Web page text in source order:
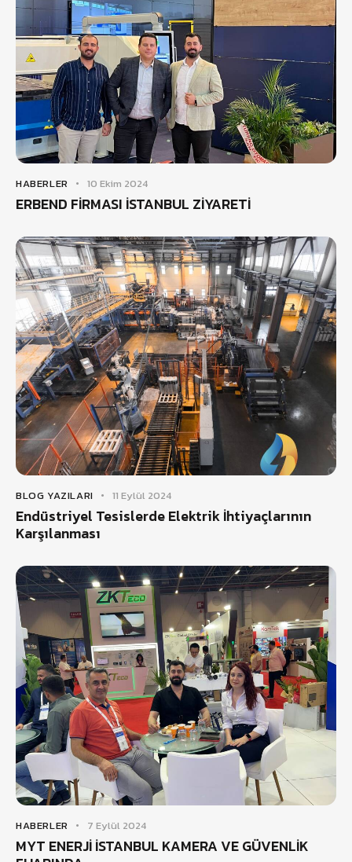
HABERLER 10 Ekim 2024
ERBEND FİRMASI İSTANBUL ZİYARETİ
BLOG YAZILARI 11 Eylül 2024
Endüstriyel Tesislerde Elektrik İhtiyaçlarının
Karşılanması
HABERLER 7 Eylül 2024
MYT ENERJİ İSTANBUL KAMERA VE GÜVENLİK